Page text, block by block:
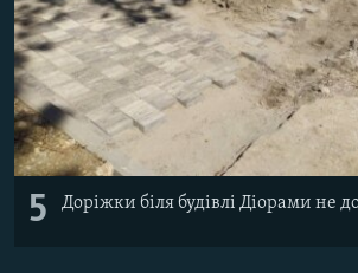
5 Доріжки біля будівлі Діорами не